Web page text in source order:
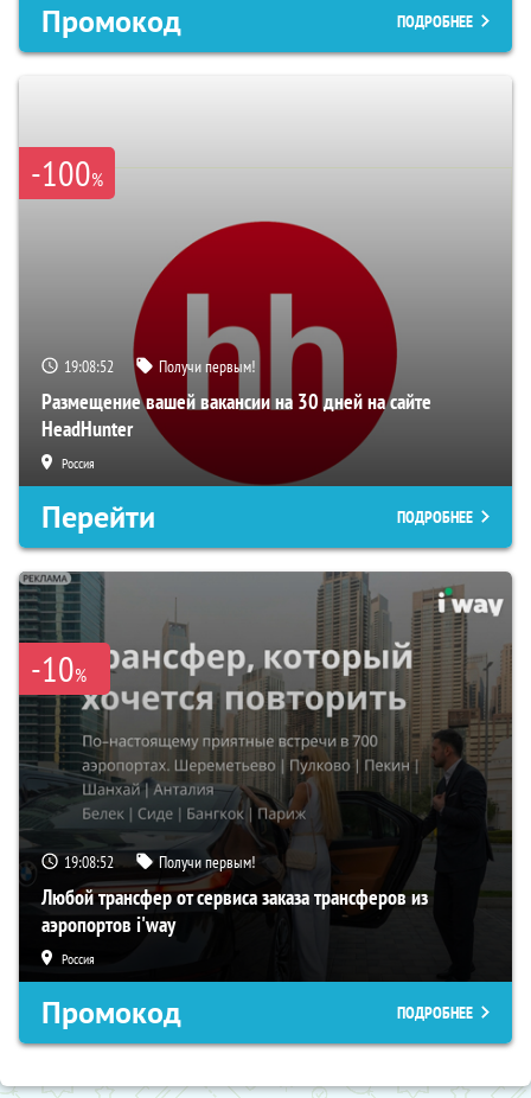
Промокод ПОДРОБНЕЕ
-100%
19:08:51 Получи первым!
Размещение вашей вакансии на 30 дней на сайте
HeadHunter
Россия
Перейти ПОДРОБНЕЕ
-10%
19:08:51 Получи первым!
Любой трансфер от сервиса заказа трансферов из
аэропортов i'way
Россия
Промокод ПОДРОБНЕЕ